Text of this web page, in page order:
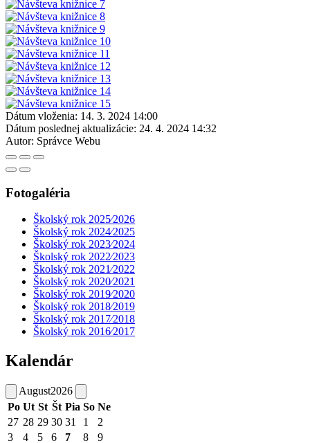
Dátum vloženia: 14. 3. 2024 14:00
Dátum poslednej aktualizácie: 24. 4. 2024 14:32
Autor: Správce Webu
Fotogaléria
Školský rok 2025⁄2026
Školský rok 2024⁄2025
Školský rok 2023⁄2024
Školský rok 2022⁄2023
Školský rok 2021⁄2022
Školský rok 2020⁄2021
Školský rok 2019⁄2020
Školský rok 2018⁄2019
Školský rok 2017⁄2018
Školský rok 2016⁄2017
Kalendár
August2026
Po Ut St Št Pia So Ne
27 28 29 30 31 1
2
3
4 5 6 7 8
9